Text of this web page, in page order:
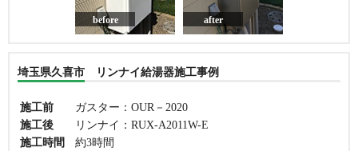
before after
埼玉県久喜市 リンナイ給湯器施工事例
施工前
ガスター：OUR－2020
施工後
リンナイ：RUX-A2011W-E
施工時間
約3時間